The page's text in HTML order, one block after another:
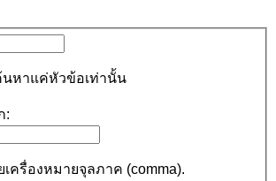
นหาแค่หัวข้อเท่านั้น
:
ครื่องหมายจุลภาค (comma).